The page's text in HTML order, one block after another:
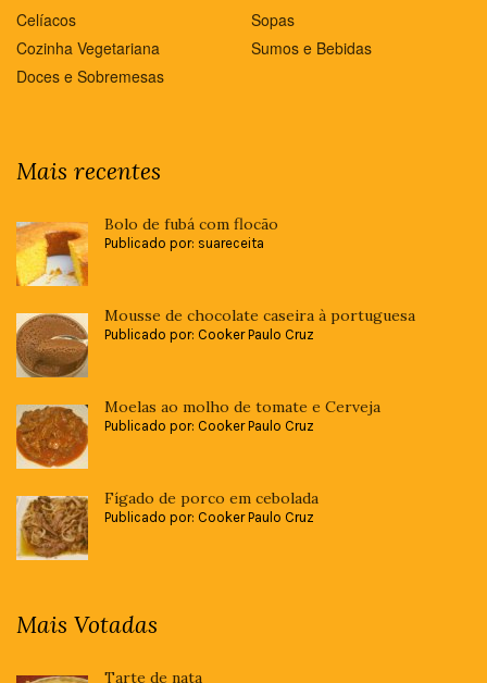
Celíacos
Cozinha Vegetariana
Doces e Sobremesas
Sopas
Sumos e Bebidas
Mais recentes
Bolo de fubá com flocão
Publicado por: suareceita
Mousse de chocolate caseira à portuguesa
Publicado por: Cooker Paulo Cruz
Moelas ao molho de tomate e Cerveja
Publicado por: Cooker Paulo Cruz
Fígado de porco em cebolada
Publicado por: Cooker Paulo Cruz
Mais Votadas
Tarte de nata